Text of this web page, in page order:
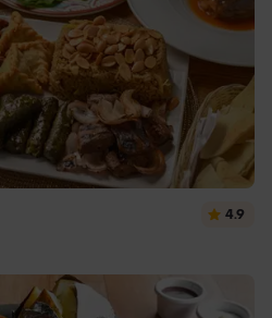
4.9